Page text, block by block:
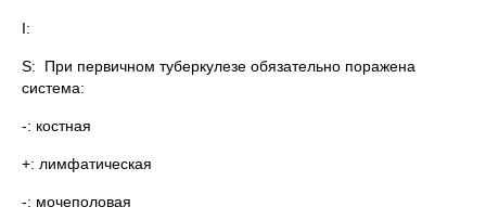
I:
S: При первичном туберкулезе обязательно поражена
система:
-: костная
+: лимфатическая
-: мочеполовая